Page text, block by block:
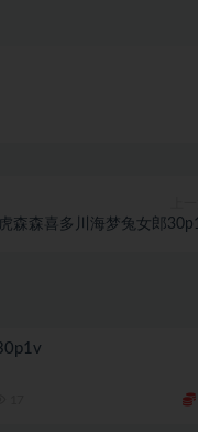
虎森森喜多川海梦兔女郎